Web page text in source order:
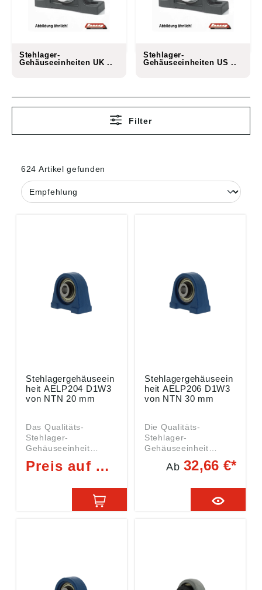
Stehlager-
Gehäuseeinheiten UK ..
Stehlager-
Gehäuseeinheiten US ..
Filter
624 Artikel gefunden
Stehlagergehäuseein
heit AELP204 D1W3
von NTN 20 mm
Das Qualitäts-
Stehlager-
Gehäuseeinheit
NTN mit den
ist ein Gehäuse-
Gehäuseeinheit D1 =
Nut und
Preis auf Anfrage
Stehlagergehäuseein
heit AELP206 D1W3
von NTN 30 mm
Die Qualitäts-
Stehlager-
Gehäuseeinheit
AELP206D1W3 von
NTN ist ein Gehäuse-
Gehäuse-Einheit
Serie AELP206 AELP
Spannschraube Typ
Ab32,66 €*